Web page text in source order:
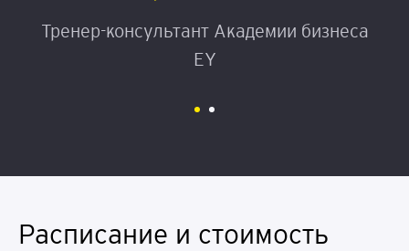
Тренер-консультант Академии бизнеса
EY
Расписание и стоимость